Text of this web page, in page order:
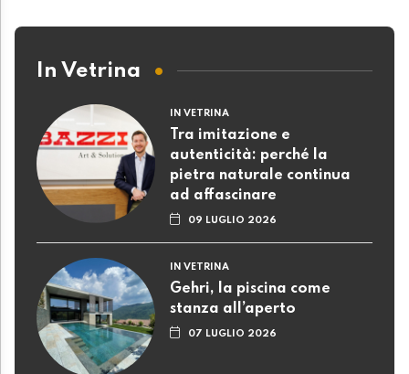
In Vetrina
IN VETRINA
Tra imitazione e
autenticità: perché la
pietra naturale continua
ad affascinare
09 LUGLIO 2026
IN VETRINA
Gehri, la piscina come
stanza all’aperto
07 LUGLIO 2026